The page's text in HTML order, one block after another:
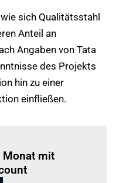
sich Qualitätsstahl
Anteil an
Angaben von Tata
des Projekts
hin zu einer
einfließen.
Monat mit